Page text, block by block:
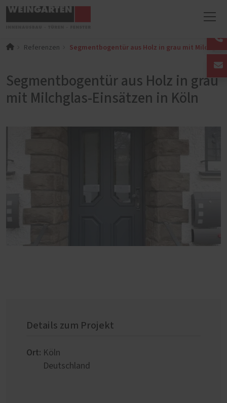
Referenzen Segmentbogentür aus Holz in grau mit
Segmentbogentür aus Holz in grau
mit Milchglas-Einsätzen in Köln
Details zum Projekt
Ort: Köln
Deutschland